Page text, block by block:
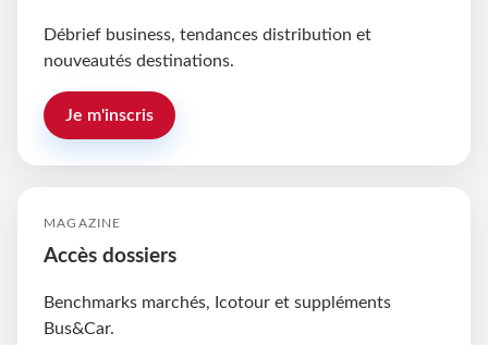
Débrief business, tendances distribution et
nouveautés destinations.
Je m'inscris
MAGAZINE
Accès dossiers
Benchmarks marchés, Icotour et suppléments
Bus&Car.